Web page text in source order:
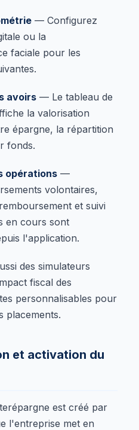
— Configurez
ou la
faciale pour les
avoirs — Le tableau de
la valorisation
épargne, la répartition
fonds.
opérations —
volontaires,
et suivi
en cours sont
l'application.
des simulateurs
fiscal des
personnalisables pour
placements.
et activation du
est créé par
l'entreprise met en